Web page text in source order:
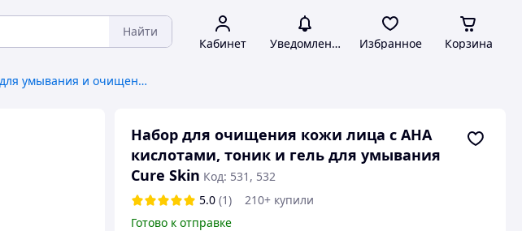
Найти
Кабинет Уведомления Избранное Корзина
Средства для умывания и очищения лица
Набор для очищения кожи лица с АНА
кислотами, тоник и гель для умывания
Cure Skin Код: 531, 532
5.0 (1)
210+ купили
Готово к отправке